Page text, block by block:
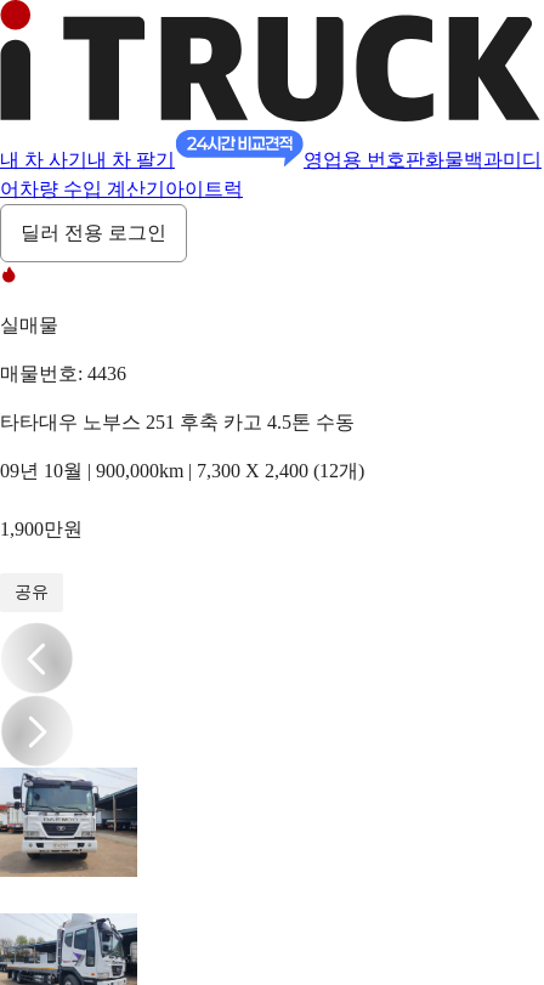
내 차 사기 내 차 팔기 영업용 번호판화물백과미디
어 차량 수입 계산기 아이트럭
딜러 전용 로그인
실매물
매물번호: 4436
타타대우 노부스 251 후축 카고 4.5톤 수동
09년 10월 | 900,000km | 7,300 X 2,400 (12개)
1,900만원
공유
/7